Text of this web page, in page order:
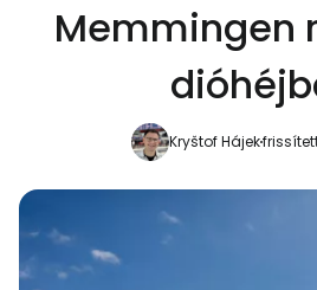
Memmingen
Kryštof Hájek
... az utazási közösség
Folytatás a
Folytatás a